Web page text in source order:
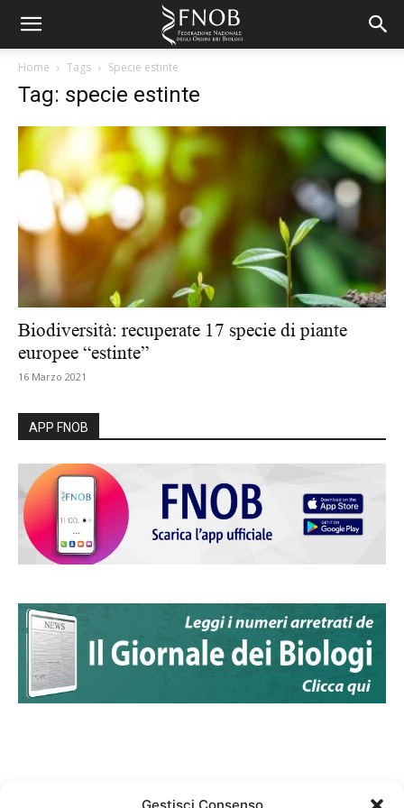
Home Tags Specie estinte
Tag: specie estinte
Biodiversità: recuperate 17 specie di piante
europee “estinte”
16 Marzo 2021
APP FNOB